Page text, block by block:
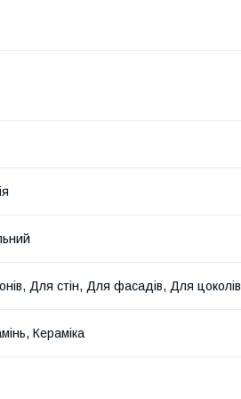
Для стін, Для фасадів, Для цоколів
Кераміка